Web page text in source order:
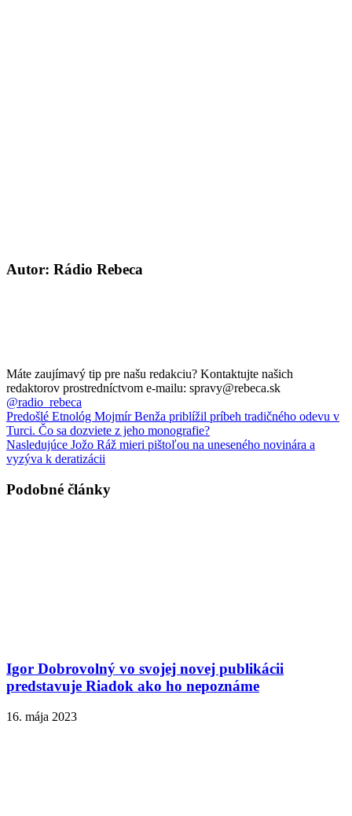
Autor: Rádio Rebeca
Máte zaujímavý tip pre našu redakciu? Kontaktujte našich
redaktorov prostredníctvom e-mailu: spravy@rebeca.sk
@radio_rebeca
Predošlé Etnológ Mojmír Benža priblížil príbeh tradičného odevu v
Turci. Čo sa dozviete z jeho monografie?
Nasledujúce Jožo Ráž mieri pištoľou na uneseného novinára a
vyzýva k deratizácii
Podobné články
Igor Dobrovolný vo svojej novej publikácii
predstavuje Riadok ako ho nepoznáme
16. mája 2023